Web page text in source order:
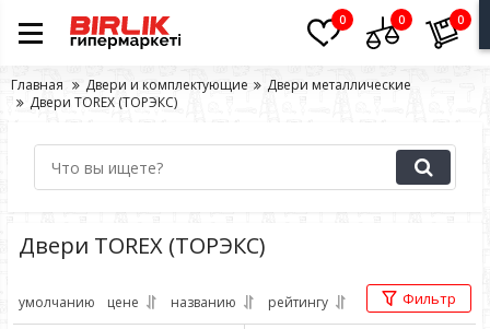
0 0 0
Главная Двери и комплектующие
Двери металлические
Двери TOREX (ТОРЭКС)
Двери TOREX (ТОРЭКС)
умолчанию цене названию рейтингу Фильтр